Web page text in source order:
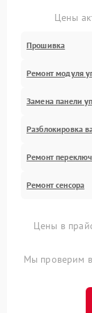
Цены
Прошивка
Ремонт модуля
Замена панели
Разблокировка
Ремонт
Ремонт сенсора
Цены в
Мы проверим